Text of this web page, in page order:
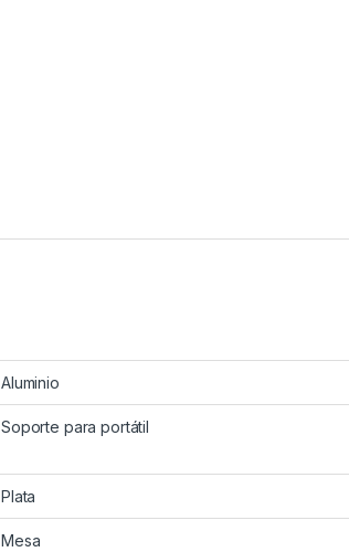
Aluminio
Soporte para portátil
Plata
Mesa